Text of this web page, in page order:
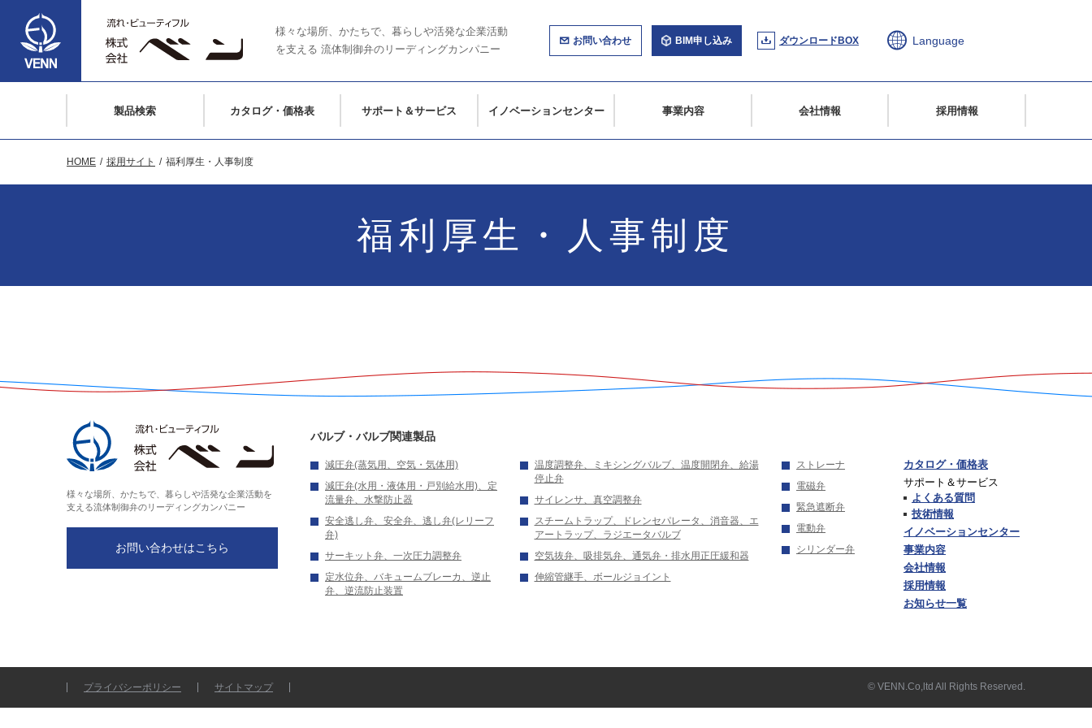
様々な場所、かたちで、暮らしや活発な企業活動
を支える 流体制御弁のリーディングカンパニー
お問い合わせ BIM申し込み ダウンロードBOX Language
製品検索 カタログ・価格表 サポート＆サービス イノベーションセンター 事業内容 会社情報 採用情報
HOME 採用サイト 福利厚生・人事制度
福利厚生・人事制度
様々な場所、かたちで、暮らしや活発な企業活動を
支える流体制御弁のリーディングカンパニー
お問い合わせはこちら
バルブ・バルブ関連製品
減圧弁(蒸気用、空気・気体用)
減圧弁(水用・液体用・戸別給水用)、定
流量弁、水撃防止器
安全逃し弁、安全弁、逃し弁(レリーフ
弁)
サーキット弁、一次圧力調整弁
定水位弁、バキュームブレーカ、逆止
弁、逆流防止装置
温度調整弁、ミキシングバルブ、温度開閉弁、給湯
停止弁
サイレンサ、真空調整弁
スチームトラップ、ドレンセパレータ、消音器、エ
アートラップ、ラジエータバルブ
空気抜弁、吸排気弁、通気弁・排水用正圧緩和器
伸縮管継手、ボールジョイント
ストレーナ
電磁弁
緊急遮断弁
電動弁
シリンダー弁
カタログ・価格表
サポート＆サービス
よくある質問
技術情報
イノベーションセンター
事業内容
会社情報
採用情報
お知らせ一覧
プライバシーポリシー サイトマップ © VENN.Co,ltd All Rights Reserved.